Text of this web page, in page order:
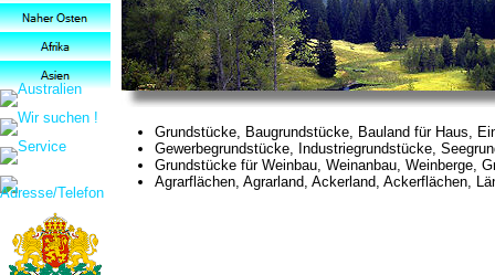
Grundstücke, Baugrundstücke, Bauland für Haus,
Gewerbegrundstücke, Industriegrundstücke,
Grundstücke für Weinbau, Weinanbau, Weinberge,
Agrarflächen, Agrarland, Ackerland, Ackerflächen,